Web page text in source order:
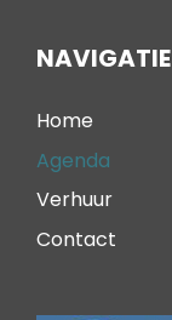
NAVIGATIE
Home
Agenda
Verhuur
Contact